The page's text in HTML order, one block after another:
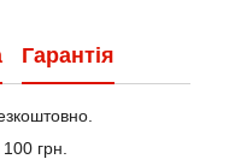
Гарантія
грн.